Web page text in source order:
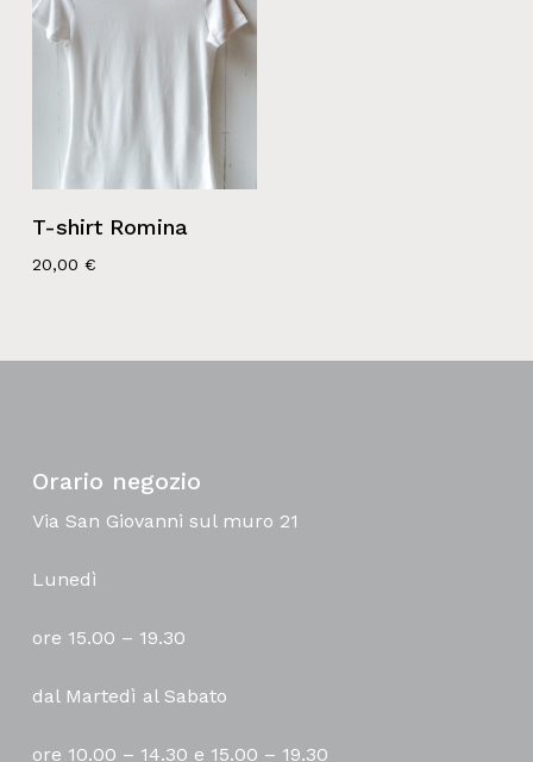
T-shirt Romina
20,00 €
Orario negozio
Via San Giovanni sul muro 21
Lunedì
ore 15.00 – 19.30
dal Martedì al Sabato
ore 10.00 – 14.30 e 15.00 – 19.30